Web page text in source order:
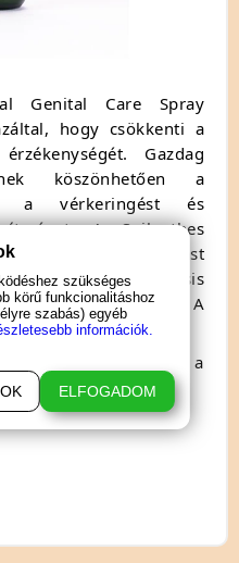
Genital Care Spray
hogy csökkenti a
Gazdag
köszönhetően a
a vérkeringést és
A Spilanthes
távú zsibbasztó hatást
a Mentha Arvensis
csökkentését. A
hidratál is.
és dörzsölje be a
szükséges
körű funkcionalitáshoz
szabás) egyéb
információk.
ELFOGADOM